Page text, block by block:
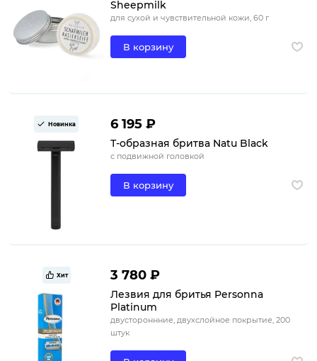
Sheepmilk
для сухой и чувствительной кожи, 60 г
В корзину
Новинка 6 195 ₽
Т-образная бритва Natu Black
с подвижной головкой
В корзину
Хит 3 780 ₽
Лезвия для бритья Personna
Platinum
двустороннние, двухслойное покрытие, 200
штук